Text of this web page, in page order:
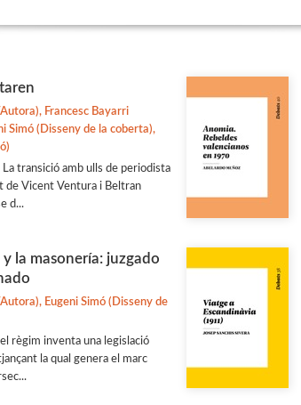
Francesc Bayarri
Simó (Disseny de la coberta),
La transició amb ulls de periodista
de Vicent Ventura i Beltran
d...
y la masonería: juzgado
Eugeni Simó (Disseny de
règim inventa una legislació
la qual genera el marc